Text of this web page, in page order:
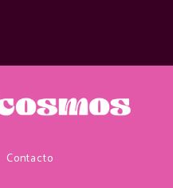
Contacto